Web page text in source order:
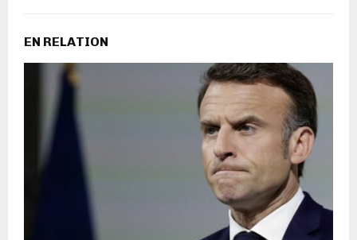
EN RELATION